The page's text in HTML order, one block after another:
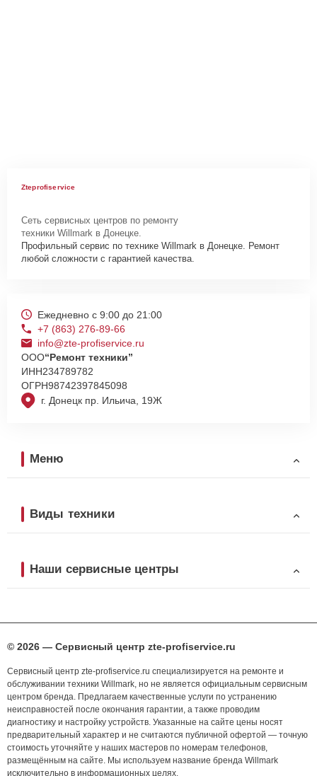
Zteprofiservice
Сеть сервисных центров по ремонту
техники Willmark в Донецке.
Профильный сервис по технике Willmark в Донецке. Ремонт
любой сложности с гарантией качества.
г. Донецк пр. Ильича, 19Ж
Ежедневно с 9:00 до 21:00
+7 (863) 276-89-66
info@zte-profiservice.ru
ООО“Ремонт техники”
ИНН234789782
ОГРН98742397845098
Меню
Виды техники
Наши сервисные центры
© 2026 — Сервисный центр zte-profiservice.ru
Сервисный центр zte-profiservice.ru специализируется на ремонте и
обслуживании техники Willmark, но не является официальным сервисным
центром бренда. Предлагаем качественные услуги по устранению
неисправностей после окончания гарантии, а также проводим
диагностику и настройку устройств. Указанные на сайте цены носят
предварительный характер и не считаются публичной офертой — точную
стоимость уточняйте у наших мастеров по номерам телефонов,
размещённым на сайте. Мы используем название бренда Willmark
исключительно в информационных целях.